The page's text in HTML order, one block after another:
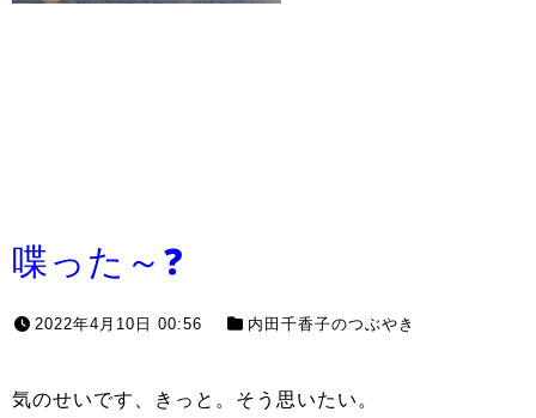
喋った～❓
2022年4月10日 00:56 内田千香子のつぶやき
気のせいです、きっと。そう思いたい。